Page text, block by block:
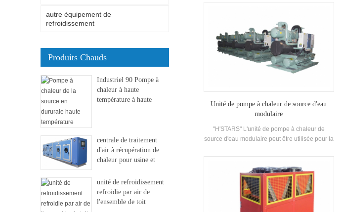
chauffage, humidification, déshumidification et
Unité de pompe à chaleur de source d'eau
modulaire
"H'STARS" L'unité de pompe à chaleur de
source d'eau modulaire peut être utilisée pour la
remplacée par une machine. Le système peut
remplacer la chaudière d'origine et la
climatisation Système; La capacité de
refroidissement suffit, l'efficacité est élevée, le
nettoyage et la maintenance est facile et la note
d'efficacité énergétique est 5-1. niveau.
autre équipement de
refroidissement
Produits Chauds
Industriel 90 Pompe à
chaleur à haute
température à haute
centrale de traitement
d'air à récupération de
chaleur pour usine et
unité de refroidissement
refroidie par air de
l'ensemble de toit